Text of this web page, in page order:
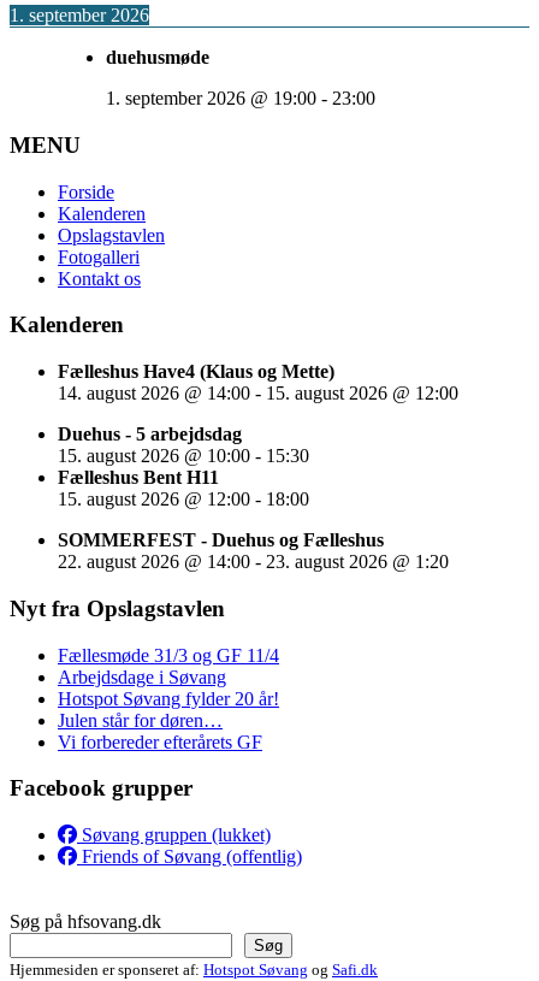
1. september 2026
duehusmøde
1. september 2026 @ 19:00 - 23:00
MENU
Forside
Kalenderen
Opslagstavlen
Fotogalleri
Kontakt os
Kalenderen
Fælleshus Have4 (Klaus og Mette)
14. august 2026 @ 14:00 - 15. august 2026 @ 12:00
Duehus - 5 arbejdsdag
15. august 2026 @ 10:00 - 15:30
Fælleshus Bent H11
15. august 2026 @ 12:00 - 18:00
SOMMERFEST - Duehus og Fælleshus
22. august 2026 @ 14:00 - 23. august 2026 @ 1:20
Nyt fra Opslagstavlen
Fællesmøde 31/3 og GF 11/4
Arbejdsdage i Søvang
Hotspot Søvang fylder 20 år!
Julen står for døren…
Vi forbereder efterårets GF
Facebook grupper
Søvang gruppen (lukket)
Friends of Søvang (offentlig)
Søg på hfsovang.dk
Søg
Hjemmesiden er sponseret af: Hotspot Søvang og Safi.dk